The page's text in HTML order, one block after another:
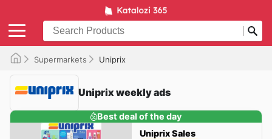
Supermarkets Uniprix
Uniprix weekly ads
Best deal of the day
Uniprix Sales